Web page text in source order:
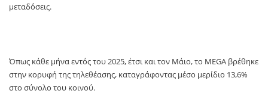
μεταδόσεις.
Όπως κάθε μήνα εντός του 2025, έτσι και τον Μάιο, το MEGA βρέθηκε
στην κορυφή της τηλεθέασης, καταγράφοντας μέσο μερίδιο 13,6%
στο σύνολο του κοινού.